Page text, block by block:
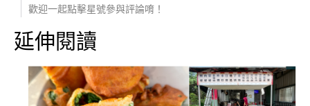
歡迎一起點擊星號參與評論唷！
延伸閱讀